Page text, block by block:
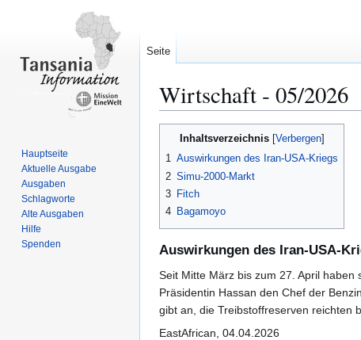
Wirtschaft ‐ 05/2026
Inhaltsverzeichnis
1 Auswirkungen des Iran-USA-Kriegs
2 Simu-2000-Markt
3 Fitch
4 Bagamoyo
Auswirkungen des Iran-USA-
Seit Mitte März bis zum 27. April
Präsidentin Hassan den Chef der
gibt an, die Treibstoffreserven reichten
EastAfrican, 04.04.2026
Seite
Hauptseite
Aktuelle Ausgabe
Ausgaben
Schlagworte
Alte Ausgaben
Hilfe
Spenden